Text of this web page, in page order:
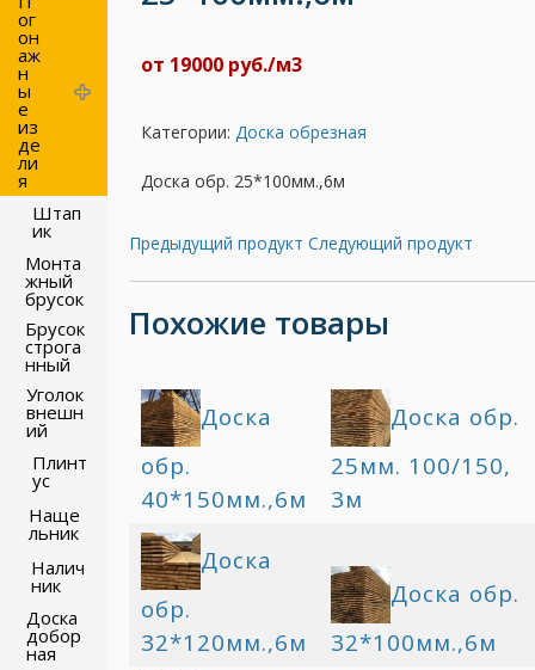
ог
он
аж
н
ы
е
из
де
ли
я
Штап
ик
Монта
жный
брусок
Брусок
строга
нный
Уголок
внешн
ий
Плинт
ус
Наще
льник
Налич
ник
Доска
добор
ная
от 19000 руб./м3
Категории: Доска обрезная
Доска обр. 25*100мм.,6м
Предыдущий продукт Следующий продукт
Похожие товары
Доска
обр.
40*150мм.,6м
Доска обр.
25мм. 100/150,
3м
Доска
обр.
32*120мм.,6м
Доска обр.
32*100мм.,6м